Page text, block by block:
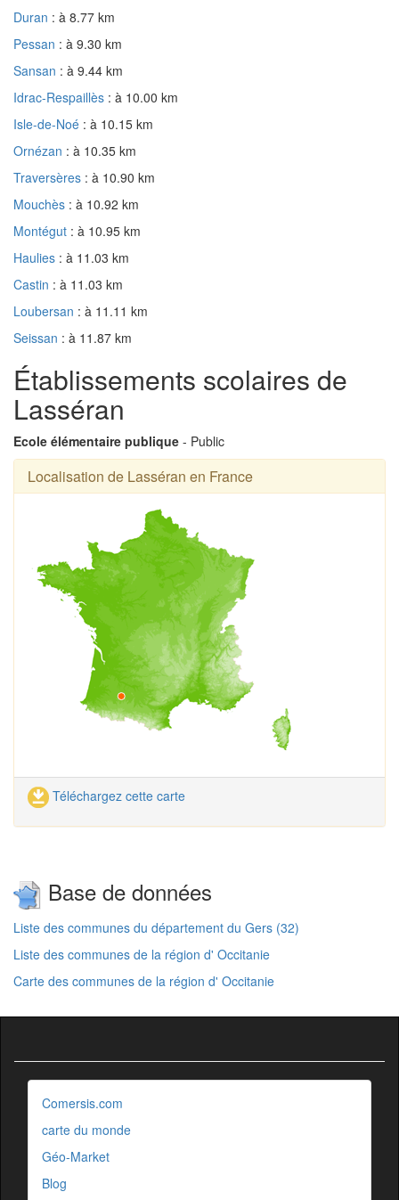
Duran : à 8.77 km
Pessan : à 9.30 km
Sansan : à 9.44 km
Idrac-Respaillès : à 10.00 km
Isle-de-Noé : à 10.15 km
Ornézan : à 10.35 km
Traversères : à 10.90 km
Mouchès : à 10.92 km
Montégut : à 10.95 km
Haulies : à 11.03 km
Castin : à 11.03 km
Loubersan : à 11.11 km
Seissan : à 11.87 km
Établissements scolaires de
Lasséran
Ecole élémentaire publique - Public
Localisation de Lasséran en France
Téléchargez cette carte
Base de données
Liste des communes du département du Gers (32)
Liste des communes de la région d' Occitanie
Carte des communes de la région d' Occitanie
Comersis.com
carte du monde
Géo-Market
Blog